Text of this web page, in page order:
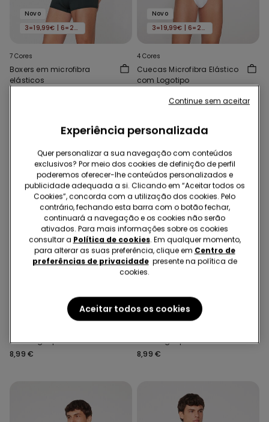
Novo
3=19,99€ | 6=29,99€
7 Cores
Boxers em microfibra
elásticos
Novo
3=19,99€ | 6=29,99€
4 Cores
Cuecas Microfibra Elástico
com Logotipo
com Logotipo
8,99 €
com Logotipo
8,99 €
Experiência personalizada
Quer personalizar a sua navegação com conteúdos
exclusivos? Por meio dos cookies de definição de perfil
poderemos oferecer-lhe conteúdos personalizados e
publicidade adequada a si. Clicando em “Aceitar todos os
Cookies”, concorda com a utilização dos cookies. Pelo
contrário, fechando esta barra com o botão fechar,
continuará a navegação e os cookies não serão
ativados. Para mais informações sobre os cookies
consultar a Política de cookies. Em qualquer momento,
para alterar as suas preferência, clique em Centro de
preferências de privacidadepresente na política de
cookies.
Aceitar todos os cookies
Continue sem aceitar